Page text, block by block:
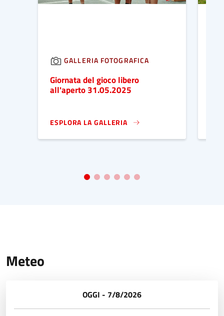
GALLERIA FOTOGRAFICA
Giornata del gioco libero
all'aperto 31.05.2025
ESPLORA LA GALLERIA
IMMAGINE DI COPERTINA
Meteo
OGGI - 7/8/2026